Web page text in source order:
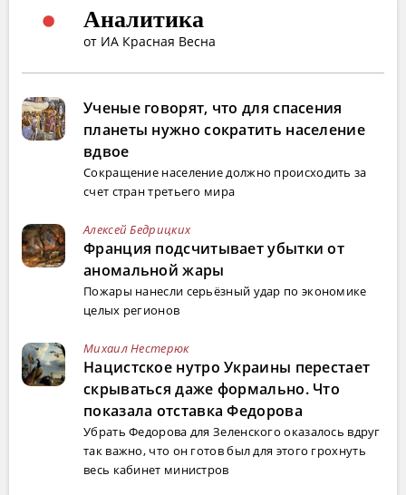
Аналитика
от ИА Красная Весна
Ученые говорят, что для спасения
планеты нужно сократить население
вдвое
Сокращение население должно происходить за
счет стран третьего мира
Алексей Бедрицких
Франция подсчитывает убытки от
аномальной жары
Пожары нанесли серьёзный удар по экономике
целых регионов
Михаил Нестерюк
Нацистское нутро Украины перестает
скрываться даже формально. Что
показала отставка Федорова
Убрать Федорова для Зеленского оказалось вдруг
так важно, что он готов был для этого грохнуть
весь кабинет министров